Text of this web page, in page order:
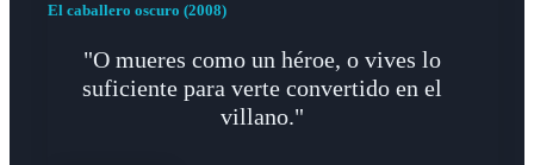
El caballero oscuro (2008)
"O mueres como un héroe, o vives lo
suficiente para verte convertido en el
villano."